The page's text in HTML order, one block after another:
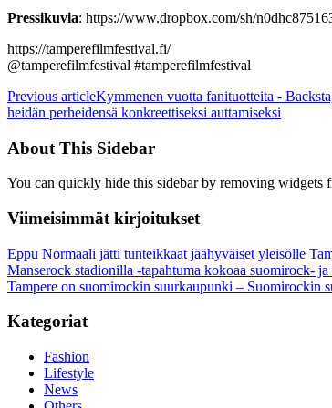
Pressikuvia: https://www.dropbox.com/sh/
https://tamperefilmfestival.fi/
@tamperefilmfestival #tamperefilmfestival
Previous articleKymmenen vuotta fanituotteita -
heidän perheidensä konkreettiseksi auttamiseksi
About This Sidebar
You can quickly hide this sidebar by removing widgets
Viimeisimmät kirjoitukset
Eppu Normaali jätti tunteikkaat jäähyväiset yleisölle
Manserock stadionilla -tapahtuma kokoaa suomirock-
Tampere on suomirockin suurkaupunki – Suomirockin
Kategoriat
Fashion
Lifestyle
News